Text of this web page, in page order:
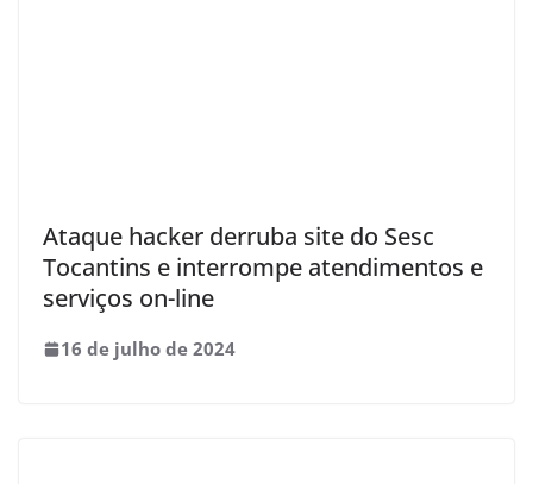
Ataque hacker derruba site do Sesc
Tocantins e interrompe atendimentos e
serviços on-line
16 de julho de 2024